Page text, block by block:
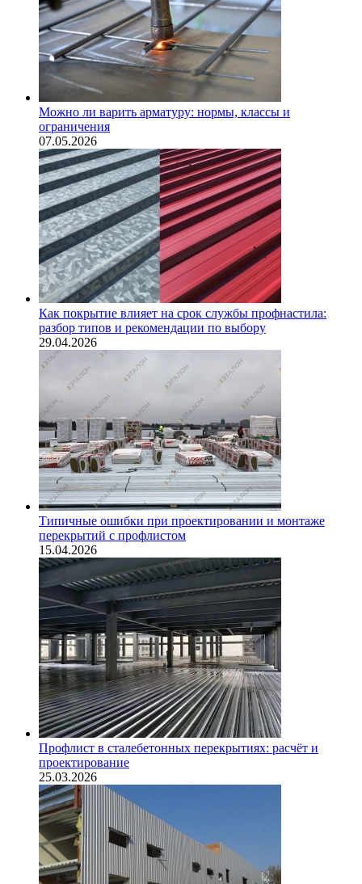
Можно ли варить арматуру: нормы, классы и
ограничения
07.05.2026
Как покрытие влияет на срок службы профнастила:
разбор типов и рекомендации по выбору
29.04.2026
Типичные ошибки при проектировании и монтаже
перекрытий с профлистом
15.04.2026
Профлист в сталебетонных перекрытиях: расчёт и
проектирование
25.03.2026